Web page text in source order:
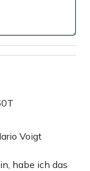
Voigt
habe ich das